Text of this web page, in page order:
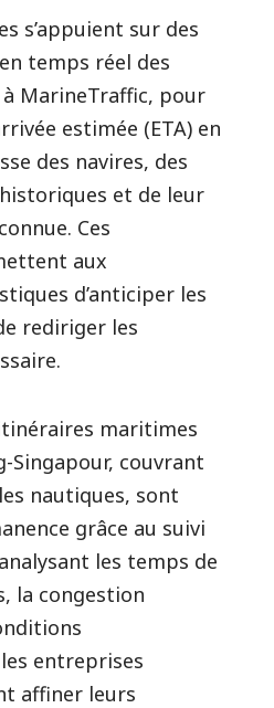
s’appuient sur des
temps réel des
MarineTraffic, pour
estimée (ETA) en
des navires, des
et de leur
Ces
aux
d’anticiper les
rediriger les
maritimes
Singapour, couvrant
nautiques, sont
grâce au suivi
les temps de
la congestion
entreprises
affiner leurs